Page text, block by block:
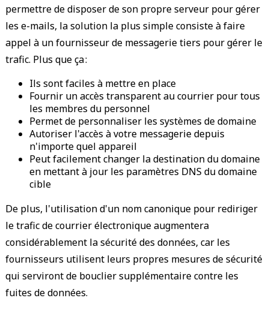
permettre de disposer de son propre serveur pour gérer
les e-mails, la solution la plus simple consiste à faire
appel à un fournisseur de messagerie tiers pour gérer le
trafic. Plus que ça :
Ils sont faciles à mettre en place
Fournir un accès transparent au courrier pour tous
les membres du personnel
Permet de personnaliser les systèmes de domaine
Autoriser l'accès à votre messagerie depuis
n'importe quel appareil
Peut facilement changer la destination du domaine
en mettant à jour les paramètres DNS du domaine
cible
De plus, l'utilisation d'un nom canonique pour rediriger
le trafic de courrier électronique augmentera
considérablement la sécurité des données, car les
fournisseurs utilisent leurs propres mesures de sécurité
qui serviront de bouclier supplémentaire contre les
fuites de données.